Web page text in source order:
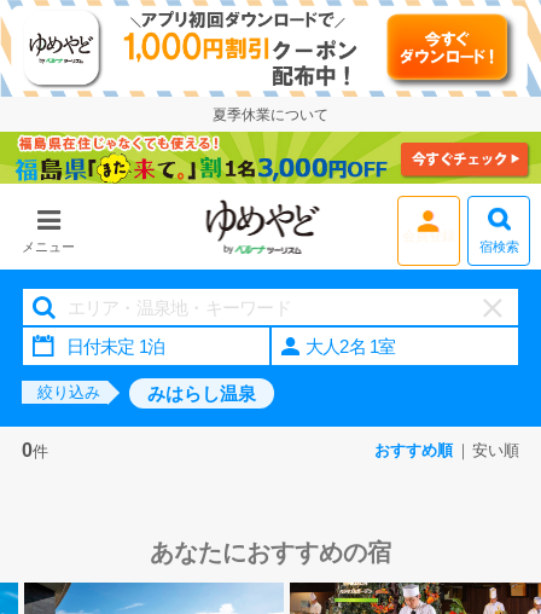
夏季休業について
メニュー 宿検索
大人2名 1室
絞り込み みはらし温泉
0件 おすすめ順 安い順
あなたにおすすめの宿